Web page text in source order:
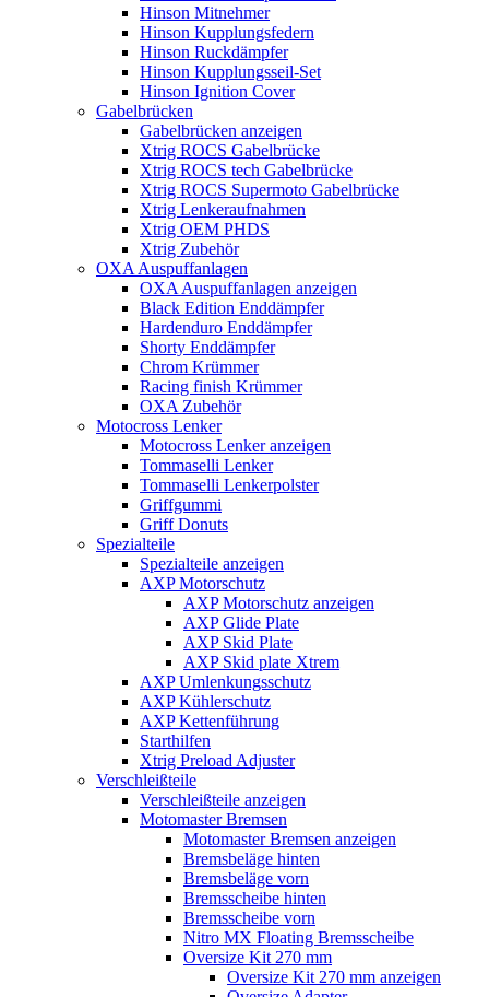
Hinson Mitnehmer
Hinson Kupplungsfedern
Hinson Ruckdämpfer
Hinson Kupplungsseil-Set
Hinson Ignition Cover
Gabelbrücken
Gabelbrücken anzeigen
Xtrig ROCS Gabelbrücke
Xtrig ROCS tech Gabelbrücke
Xtrig ROCS Supermoto Gabelbrücke
Xtrig Lenkeraufnahmen
Xtrig OEM PHDS
Xtrig Zubehör
OXA Auspuffanlagen
OXA Auspuffanlagen anzeigen
Black Edition Enddämpfer
Hardenduro Enddämpfer
Shorty Enddämpfer
Chrom Krümmer
Racing finish Krümmer
OXA Zubehör
Motocross Lenker
Motocross Lenker anzeigen
Tommaselli Lenker
Tommaselli Lenkerpolster
Griffgummi
Griff Donuts
Spezialteile
Spezialteile anzeigen
AXP Motorschutz
AXP Motorschutz anzeigen
AXP Glide Plate
AXP Skid Plate
AXP Skid plate Xtrem
AXP Umlenkungsschutz
AXP Kühlerschutz
AXP Kettenführung
Starthilfen
Xtrig Preload Adjuster
Verschleißteile
Verschleißteile anzeigen
Motomaster Bremsen
Motomaster Bremsen anzeigen
Bremsbeläge hinten
Bremsbeläge vorn
Bremsscheibe hinten
Bremsscheibe vorn
Nitro MX Floating Bremsscheibe
Oversize Kit 270 mm
Oversize Kit 270 mm anzeigen